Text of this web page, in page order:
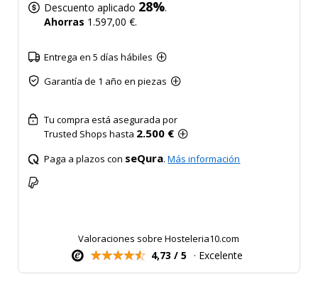
Descuento aplicado 28%.
Ahorras 1.597,00 €.
Entrega en 5 días hábiles
Garantía de 1 año en piezas
Tu compra está asegurada por
Trusted Shops hasta 2.500 €
Paga a plazos con seQura.Más información
Valoraciones sobre Hosteleria10.com
4,73 / 5 · Excelente